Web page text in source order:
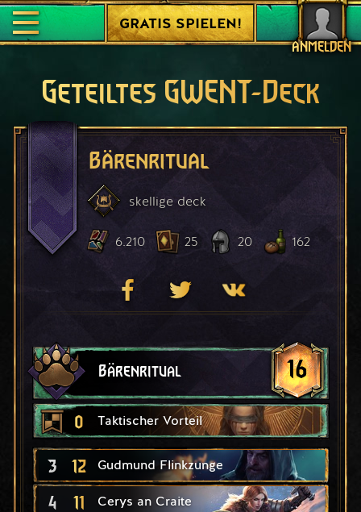
ANMELDEN
GRATIS SPIELEN!
Geteiltes GWENT-Deck
Bärenritual
skellige deck
6.210 25 20 162
Bärenritual 16
0 Taktischer Vorteil
3 12 Gudmund Flinkzunge
4 11 Cerys an Craite